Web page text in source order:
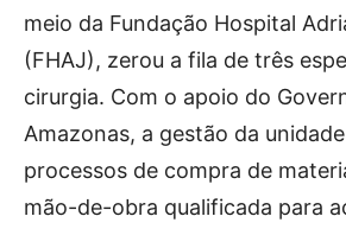
meio da Fundação Hospital
(FHAJ), zerou a fila de três
cirurgia. Com o apoio do
Amazonas, a gestão da
processos de compra de
mão-de-obra qualificada para